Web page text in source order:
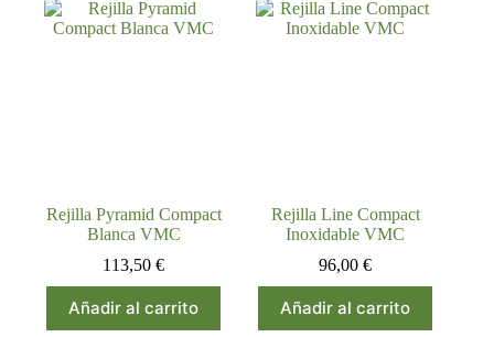
Rejilla Pyramid Compact
Blanca VMC
113,50€
Añadir al carrito
Rejilla Line Compact
Inoxidable VMC
96,00€
Añadir al carrito